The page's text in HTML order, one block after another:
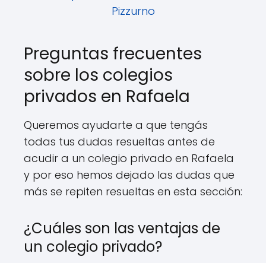
Pizzurno
Preguntas frecuentes
sobre los colegios
privados en Rafaela
Queremos ayudarte a que tengás
todas tus dudas resueltas antes de
acudir a un colegio privado en Rafaela
y por eso hemos dejado las dudas que
más se repiten resueltas en esta sección:
¿Cuáles son las ventajas de
un colegio privado?